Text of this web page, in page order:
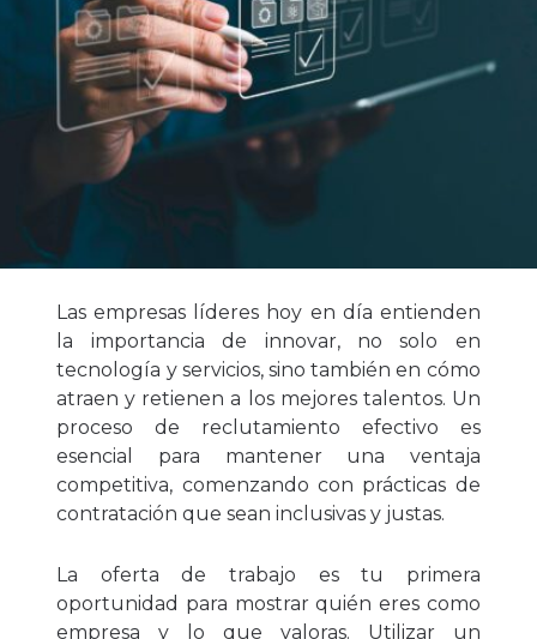
Las empresas líderes hoy en día entienden
la importancia de innovar, no solo en
tecnología y servicios, sino también en cómo
atraen y retienen a los mejores talentos. Un
proceso de reclutamiento efectivo es
esencial para mantener una ventaja
competitiva, comenzando con prácticas de
contratación que sean inclusivas y justas.
La oferta de trabajo es tu primera
oportunidad para mostrar quién eres como
empresa y lo que valoras. Utilizar un